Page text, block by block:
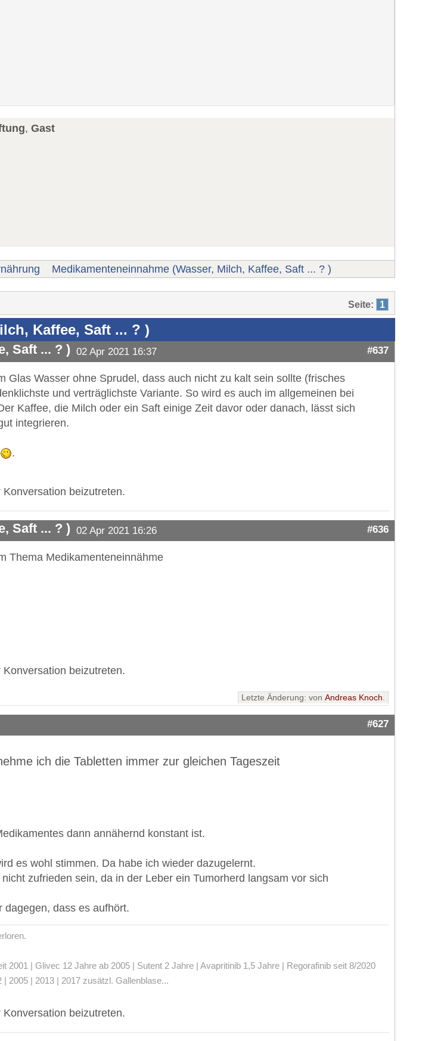
, Gast
Medikamenteneinnahme (Wasser, Milch, Kaffee, Saft ... ? )
Seite: 1
Kaffee, Saft ... ? )
Saft ... ? ) 02 Apr 2021 16:37 #637
Glas Wasser ohne Sprudel, dass auch nicht zu kalt sein sollte (frisches
und verträglichste Variante. So wird es auch im allgemeinen bei
Kaffee, die Milch oder ein Saft einige Zeit davor oder danach, lässt sich
integrieren.
.
Konversation beizutreten.
Saft ... ? ) 02 Apr 2021 16:26 #636
Thema Medikamenteneinnähme
Konversation beizutreten.
Letzte Änderung: von Andreas Knoch
#627
ich die Tabletten immer zur gleichen Tageszeit
dann annähernd konstant ist.
es wohl stimmen. Da habe ich wieder dazugelernt.
zufrieden sein, da in der Leber ein Tumorherd langsam vor sich
dagegen, dass es aufhört.
2001 | Glivec 12 Jahre ab 2005 | Sutent 2 Jahre | Avapritinib 1,5 Jahre | Regorafinib seit 8/2020
2005 | 2013 | 2017 zusätzl. Gallenblase...
Konversation beizutreten.